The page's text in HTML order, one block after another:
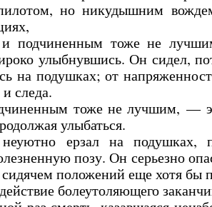
но никудышним
тоже не
улыбнувшись. Он сидел,
на подушках; от
следа.
тоже не лучшим, —
улыбаться.
ерзал на подушках,
позу. Он серьезно
сидячем положений еще хотя бы
болеутоляющего